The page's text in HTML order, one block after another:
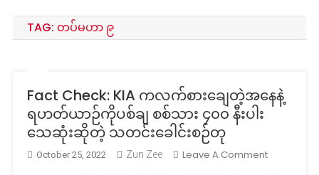
TAG: တပ်မဟာ ၉
Fact Check: KIA ကလက်စားချေတဲ့အနေနဲ့
ရဟတ်ယာဉ်ကိုပစ်ချ စစ်သား ၄၀၀ နီးပါး
သေဆုံးဆိုတဲ့ သတင်းခေါင်းစဉ်တု
October 25, 2022 Zun Zee Leave A CommentOn